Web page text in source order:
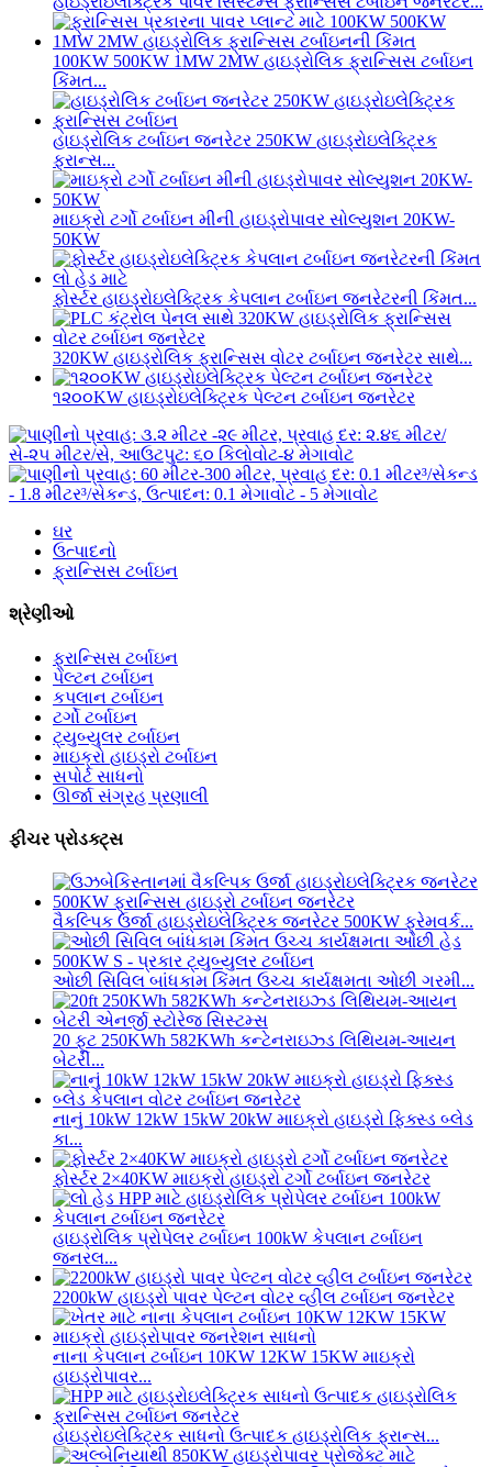
100KW 500KW 1MW 2MW હાઇડ્રોલિક ફ્રાન્સિસ ટર્બાઇન
કિંમત...
હાઇડ્રોલિક ટર્બાઇન જનરેટર 250KW હાઇડ્રોઇલેક્ટ્રિક
ફ્રાન્સ...
માઇક્રો ટર્ગો ટર્બાઇન મીની હાઇડ્રોપાવર સોલ્યુશન 20KW-
50KW
ફોર્સ્ટર હાઇડ્રોઇલેક્ટ્રિક કેપલાન ટર્બાઇન જનરેટરની કિંમત...
320KW હાઇડ્રોલિક ફ્રાન્સિસ વોટર ટર્બાઇન જનરેટર સાથે...
૧૨૦૦KW હાઇડ્રોઇલેક્ટ્રિક પેલ્ટન ટર્બાઇન જનરેટર
ઘર
ઉત્પાદનો
ફ્રાન્સિસ ટર્બાઇન
શ્રેણીઓ
ફ્રાન્સિસ ટર્બાઇન
પેલ્ટન ટર્બાઇન
કપલાન ટર્બાઇન
ટર્ગો ટર્બાઇન
ટ્યુબ્યુલર ટર્બાઇન
માઇક્રો હાઇડ્રો ટર્બાઇન
સપોર્ટ સાધનો
ઊર્જા સંગ્રહ પ્રણાલી
ફીચર પ્રોડક્ટ્સ
વૈકલ્પિક ઉર્જા હાઇડ્રોઇલેક્ટ્રિક જનરેટર 500KW ફ્રેમવર્ક...
ઓછી સિવિલ બાંધકામ કિંમત ઉચ્ચ કાર્યક્ષમતા ઓછી ગરમી...
20 ફૂટ 250KWh 582KWh કન્ટેનરાઇઝ્ડ લિથિયમ-આયન
બેટરી...
નાનું 10kW 12kW 15kW 20kW માઇક્રો હાઇડ્રો ફિક્સ્ડ બ્લેડ
કા...
ફોર્સ્ટર 2×40KW માઇક્રો હાઇડ્રો ટર્ગો ટર્બાઇન જનરેટર
હાઇડ્રોલિક પ્રોપેલર ટર્બાઇન 100kW કેપલાન ટર્બાઇન
જનરલ...
2200kW હાઇડ્રો પાવર પેલ્ટન વોટર વ્હીલ ટર્બાઇન જનરેટર
નાના કેપલાન ટર્બાઇન 10KW 12KW 15KW માઇક્રો
હાઇડ્રોપાવર...
હાઇડ્રોઇલેક્ટ્રિક સાધનો ઉત્પાદક હાઇડ્રોલિક ફ્રાન્સ...